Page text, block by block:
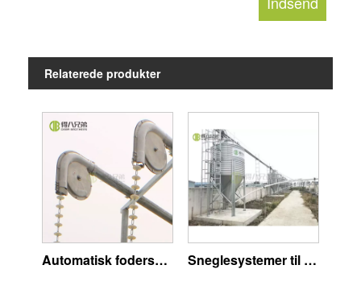
Relaterede produkter
Automatisk fodersystem grise Sneglesystemer til svinefarm